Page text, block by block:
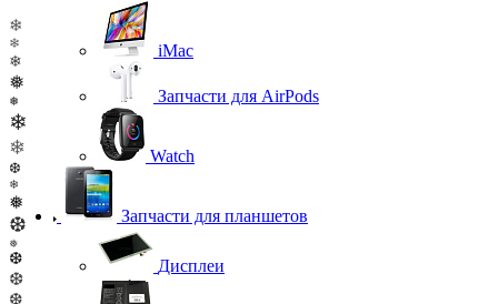
❄
❄
❄
❅
❅
❄
❄
❆
❄
❅
❆
❅
❆
❆
❆
iMac
Запчасти для AirPods
Watch
Запчасти для планшетов
Дисплеи